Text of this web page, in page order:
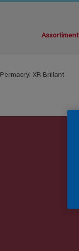
Assortiment
Permacryl XR Brillant